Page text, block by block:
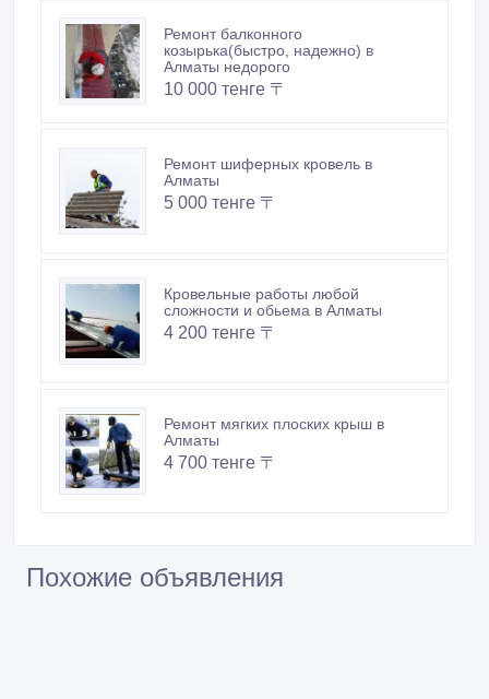
Ремонт балконного
козырька(быстро, надежно) в
Алматы недорого
10 000 тенге 〒
Ремонт шиферных кровель в
Алматы
5 000 тенге 〒
Кровельные работы любой
сложности и обьема в Алматы
4 200 тенге 〒
Ремонт мягких плоских крыш в
Алматы
4 700 тенге 〒
Похожие объявления